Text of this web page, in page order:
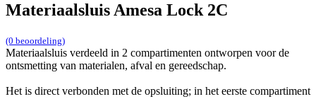
Materiaalsluis Amesa Lock 2C
(0 beoordeling)
Materiaalsluis verdeeld in 2 compartimenten ontworpen voor de
ontsmetting van materialen, afval en gereedschap.
Het is direct verbonden met de opsluiting; in het eerste compartiment